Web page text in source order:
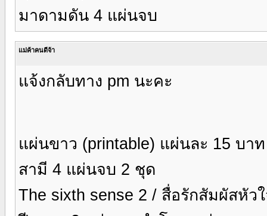
มาดามดัน 4 แผ่นจบ
แม่ค้าคนดีจ้า
แจ้งกลับทาง pm นะคะ
แผ่นขาว (printable) แผ่นละ 15 บาท
สามี 4 แผ่นจบ 2 ชุด
The sixth sense 2 / สื่อรักสัมผัสหั